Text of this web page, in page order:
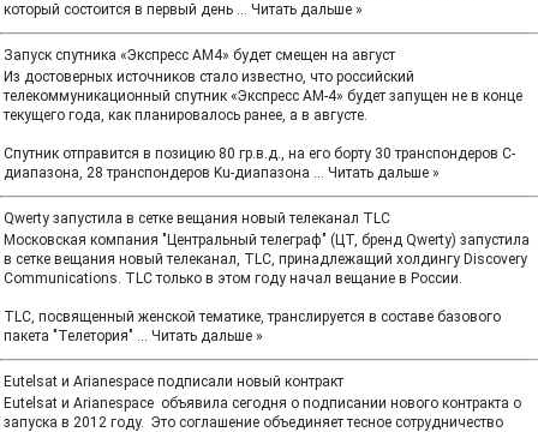
который состоится в первый день ... Читать дальше »
Запуск спутника «Экспресс AM4» будет смещен на август
Из достоверных источников стало известно, что российский
телекоммуникационный спутник «Экспресс AM-4» будет запущен не в конце
текущего года, как планировалось ранее, а в августе.
Спутник отправится в позицию 80 гр.в.д., на его борту 30 транспондеров C-
диапазона, 28 транспондеров Ku-диапазона ... Читать дальше »
Qwerty запустила в сетке вещания новый телеканал TLC
Московская компания "Центральный телеграф" (ЦТ, бренд Qwerty) запустила
в сетке вещания новый телеканал, TLC, принадлежащий холдингу Discovery
Communications. TLC только в этом году начал вещание в России.
TLC, посвященный женской тематике, транслируется в составе базового
пакета "Телетория" ... Читать дальше »
Eutelsat и Arianespace подписали новый контракт
Eutelsat и Arianespace объявила сегодня о подписании нового контракта о
запуска в 2012 году. Это соглашение объединяет тесное сотрудничество